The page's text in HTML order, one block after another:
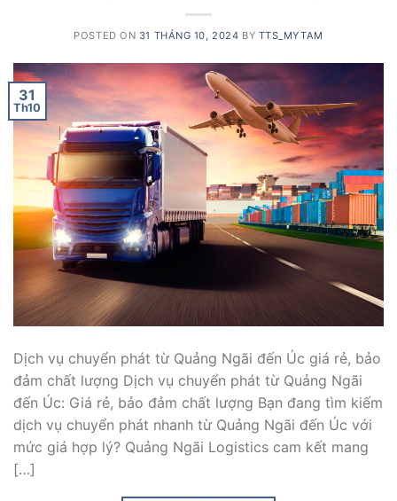
POSTED ON 31 THÁNG 10, 2024 BY TTS_MYTAM
31
Th10
Dịch vụ chuyển phát từ Quảng Ngãi đến Úc giá rẻ, bảo
đảm chất lượng Dịch vụ chuyển phát từ Quảng Ngãi
đến Úc: Giá rẻ, bảo đảm chất lượng Bạn đang tìm kiếm
dịch vụ chuyển phát nhanh từ Quảng Ngãi đến Úc với
mức giá hợp lý? Quảng Ngãi Logistics cam kết mang
[…]